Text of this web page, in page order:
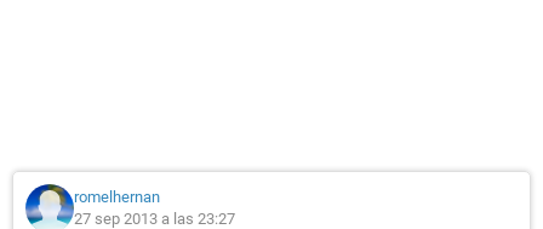
romelhernan
27 sep 2013 a las 23:27